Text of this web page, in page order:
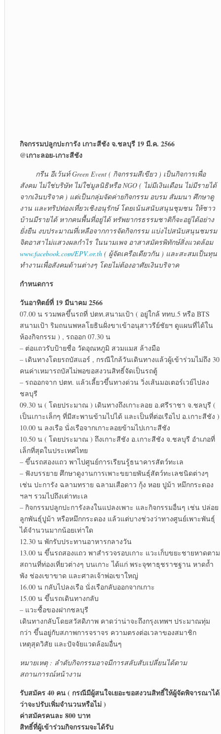
กิจกรรมปลูกปะการัง เกาะสีชัง จ.ชลบุรี 19 มี.ค. 2566
@เกาะลอย-เกาะสีชัง
กรีน อีเว้นท์ Green Event ( กิจกรรมสีเขียว ) เป็นกิจการเพื่อ
สังคม ไม่ใช่บริษัท ไม่ใช่มูลนิธิหรือ NGO ( ไม่มีเงินเดือน ไม่มีรายได้
จากเงินบริจาค ) แต่เป็นกลุ่มจัดค่ายกิจกรรม อบรม สัมมนา ศึกษาดู
งาน และทริปท่องเที่ยวเชิงอนุรักษ์ โดยเน้นสนับสนุนชุมชน ให้ชาว
บ้านมีรายได้ หากคนพื้นที่อยู่ได้ ทรัพยากรธรรมชาติก็จะอยู่ได้อย่าง
ยั่งยืน งบประมาณที่เหลือจากการจัดกิจกรรม แบ่งไปสนับสนุนชมรม
จิตอาสาไม่แสวงผลกำไร ในนามเพจ อาสาสมัครพิทักษ์สิ่งแวดล้อม
www.facebook.com/EPV.or.th( ผู้จัดเครือเดียวกัน ) และสะสมเป็นทุน
ทำงานเพื่อสังคมด้านต่างๆ โดยไม่ต้องอาศัยเงินบริจาค
กำหนดการ
วันอาทิตย์ที่ 19 มีนาคม 2566
07.00 น รวมพลขึ้นรถที่ ปตท.สนามเป้า ( อยู่ใกล้ ททบ.5 หรือ BTS
สนามเป้า ริมถนนพหลโยธินฝั่งขาเข้าอนุสาวรีย์ชัยฯ ดูแผนที่ได้ใน
ห้องกิจกรรม ) , รถออก 07.30 น
– ต่อแถวรับป้ายชื่อ วัดอุณหภูมิ สวมแมส ล้างมือ
– เดินทางโดยรถบัสแอร์ , กรณีใกล้วันเดินทางแล้วผู้เข้าร่วมไม่ถึง 30
คนค่าเหมารถบัสไม่พอขอสงวนสิทธิ์จัดเป็นรถตู้
– รถออกจาก ปตท. แล้วเลี้ยวขึ้นทางด่วน วิ่งเส้นมอเตอร์เวย์ไปลง
ชลบุรี
09.30 น ( โดยประมาณ ) เดินทางถึงเกาะลอย อ.ศรีราชา จ.ชลบุรี (
เป็นเกาะเล็กๆ ที่มีสะพานข้ามไปได้ และเป็นที่ต่อเรือไป อ.เกาะสีชัง )
10.00 น ลงเรือ นั่งเรือจากเกาะลอยข้ามไปเกาะสีชัง
10.50 น ( โดยประมาณ ) ถึงเกาะสีชัง อ.เกาะสีชัง จ.ชลบุรี อำเภอที่
เล็กที่สุดในประเทศไทย
– ขึ้นรถสองแถว พาไปศูนย์การเรียนรู้ธนาคารสัตว์ทะเล
– ฟังบรรยาย ศึกษาดูงานการเพาะขยายพันธุ์สัตว์ทะเลชนิดต่างๆ
เช่น ปะการัง ฉลามทราย ฉลามเสือดาว กุ้ง หอย ปูม้า หมึกกระดอง
ฯลฯ รวมไปถึงเต่าทะเล
– กิจกรรมปลูกปะการังลงในแปลงเพาะ และกิจกรรมอื่นๆ เช่น ปล่อย
ลูกพันธุ์ปูม้า หรือหมึกกระดอง แล้วแต่บางช่วงว่าทางศูนย์เพาะพันธุ์
ได้จำนวนมากน้อยเท่าใด
12.30 น พักรับประทานอาหารกลางวัน
13.00 น ขึ้นรถสองแถว พาสำรวจรอบเกาะ แวะเก็บขยะชายหาดตาม
สถานที่ท่องเที่ยวต่างๆ บนเกาะ ได้แก่ พระจุฑาธุชราชฐาน หาดถ้ำ
พัง ช่องเขาขาด และศาลเจ้าพ่อเขาใหญ่
16.00 น กลับไปลงเรือ นั่งเรือกลับออกจากเกาะ
15.00 น ขึ้นรถเดินทางกลับ
– แวะซื้อของฝากชลบุรี
เดินทางกลับโดยสวัสดิภาพ คาดว่าน่าจะถึงกรุงเทพฯ ประมาณทุ่ม
กว่า ขึ้นอยู่กับสภาพการจราจร ความตรงต่อเวลาของสมาชิก
เหตุสุดวิสัย และปัจจัยแวดล้อมอื่นๆ
หมายเหตุ : ลำดับกิจกรรมอาจมีการสลับสับเปลี่ยนได้ตาม
สถานการณ์หน้างาน
รับสมัคร 40 คน ( กรณีมีผู้สนใจเยอะขอสงวนสิทธิ์ให้ผู้จัดพิจารณาได้
ว่าจะปรับเพิ่มจำนวนหรือไม่ )
ค่าสมัครคนละ 800 บาท
สิทธิ์ที่ผู้เข้าร่วมกิจกรรมจะได้รับ